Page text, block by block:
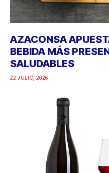
AZACONSA
BEBIDA MÁS
SALUDABLES
22 JULIO, 2026